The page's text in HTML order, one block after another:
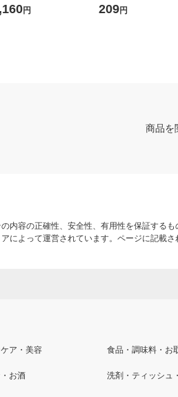
ジナル
円
mm×長さ25m 茶 アス
209円
商品を
内容の正確性、安全性、有用性を保証するも
によって運営されています。ページに記載
ア・美容 食品・調味料・お
お酒 洗剤・ティッシュ